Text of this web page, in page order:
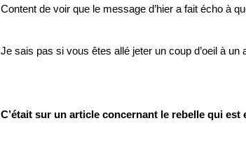
Content de voir que le message d’hier a fait écho à
Je sais pas si vous êtes allé jeter un coup d’oeil à
C’était sur un article concernant le rebelle qui est